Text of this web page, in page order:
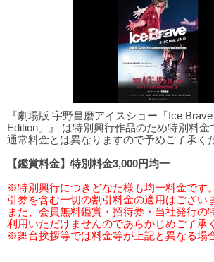
『劇場版 宇野昌磨アイスショー「Ice
Edition」』 は特別興行作品のため特別料金
通常料金とは異なりますので予めご了承く
【鑑賞料金】特別料金3,000円均一
※特別興行につきどなた様も均一料金です
引券を含む一切の割引料金の適用はござい
また、会員無料鑑賞・招待券・当社発行の
利用いただけませんのであらかじめご了承
※舞台挨拶等では料金等が上記と異なる場